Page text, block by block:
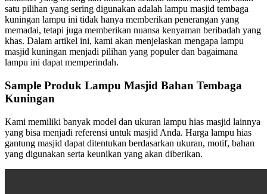
satu pilihan yang sering digunakan adalah lampu masjid tembaga
kuningan lampu ini tidak hanya memberikan penerangan yang
memadai, tetapi juga memberikan nuansa kenyaman beribadah yang
khas. Dalam artikel ini, kami akan menjelaskan mengapa lampu
masjid kuningan menjadi pilihan yang populer dan bagaimana
lampu ini dapat memperindah.
Sample Produk Lampu Masjid Bahan Tembaga
Kuningan
Kami memiliki banyak model dan ukuran lampu hias masjid lainnya
yang bisa menjadi referensi untuk masjid Anda. Harga lampu hias
gantung masjid dapat ditentukan berdasarkan ukuran, motif, bahan
yang digunakan serta keunikan yang akan diberikan.